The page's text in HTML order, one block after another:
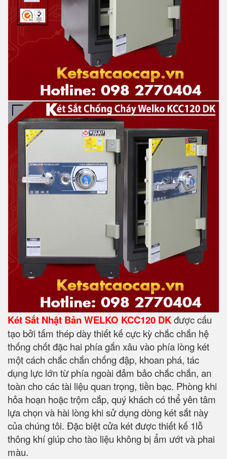
Két Sắt Nhật Bản WELKO KCC120 DKđược cấu
tạo bởi tấm thép dày thiết kế cực kỳ chắc chắn hệ
thống chốt đặc hai phía gắn xâu vào phía lòng két
một cách chắc chắn chống đập, khoan phá, tác
dụng lực lớn từ phía ngoài đảm bảo chắc chắn, an
toàn cho các tài liệu quan trọng, tiền bạc. Phòng khi
hỏa hoạn hoặc trộm cắp, quý khách có thể yên tâm
lựa chọn và hài lòng khi sử dụng dòng két sắt này
của chúng tôi. Đặc biệt cửa két được thiết kế 1lỗ
thông khí giúp cho tào liệu không bị ẩm ướt và phai
màu.